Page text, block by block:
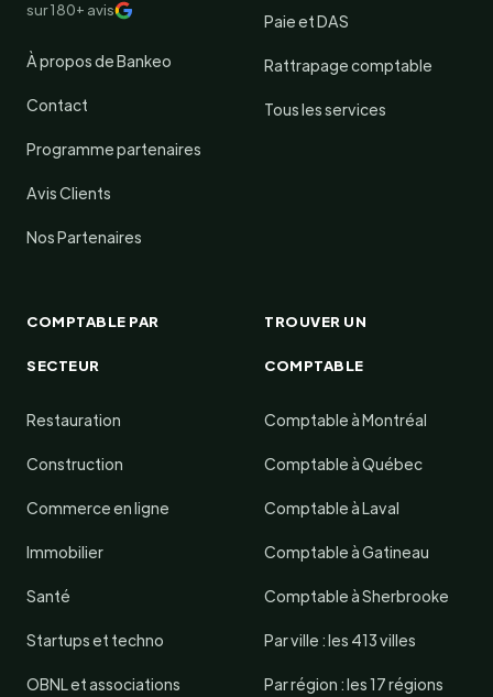
sur 180+ avis
À propos de Bankeo
Contact
Programme partenaires
Avis Clients
Nos Partenaires
Paie et DAS
Rattrapage comptable
Tous les services
COMPTABLE PAR
SECTEUR
Restauration
Construction
Commerce en ligne
Immobilier
Santé
Startups et techno
OBNL et associations
TROUVER UN
COMPTABLE
Comptable à Montréal
Comptable à Québec
Comptable à Laval
Comptable à Gatineau
Comptable à Sherbrooke
Par ville : les 413 villes
Par région : les 17 régions